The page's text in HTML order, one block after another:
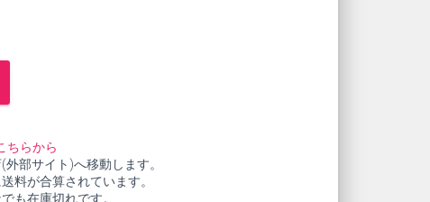
ちらから
部サイト)へ移動します。
料が合算されています。
も在庫切れです。